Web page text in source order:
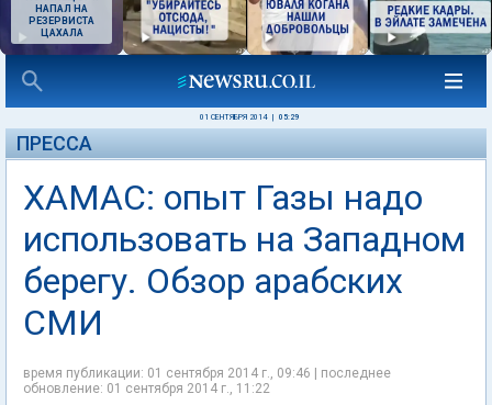
НАПАЛ НА
РЕЗЕРВИСТА
ЦАХАЛА
01 СЕНТЯБРЯ 2014 05:29
ПРЕССА
ХАМАС: опыт Газы надо
использовать на Западном
берегу. Обзор арабских
СМИ
время публикации: 01 сентября 2014 г., 09:46 | последнее
обновление: 01 сентября 2014 г., 11:22